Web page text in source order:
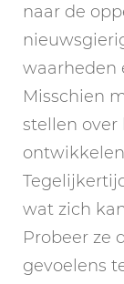
naar de
waarheden
Misschien
stellen over
wat zich
Probeer ze
gevoelens